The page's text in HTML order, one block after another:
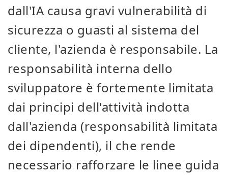
dall'IA causa gravi vulnerabilità di
sicurezza o guasti al sistema del
cliente, l'azienda è responsabile. La
responsabilità interna dello
sviluppatore è fortemente limitata
dai principi dell'attività indotta
dall'azienda (responsabilità limitata
dei dipendenti), il che rende
necessario rafforzare le linee guida